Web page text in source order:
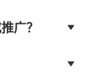
广？